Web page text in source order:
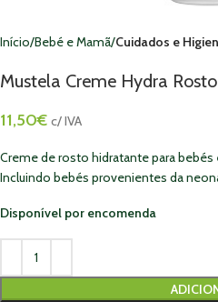
Início Bebé e Mamã Cuidados e
Mustela Creme Hydra
11,50€ c/ IVA
Creme de rosto hidratante para
Incluindo bebés provenientes da
Disponível por encomenda